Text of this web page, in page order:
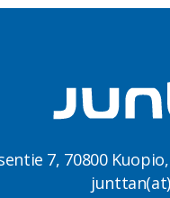
7, 70800